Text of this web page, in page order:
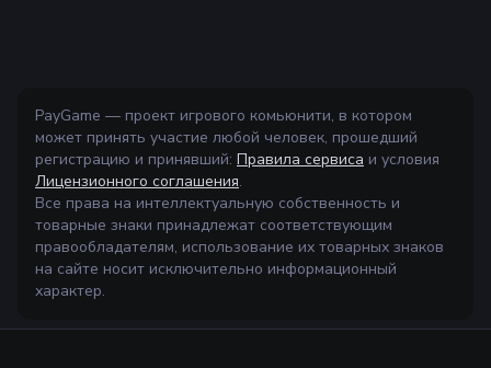
PayGame — проект игрового комьюнити, в котором
может принять участие любой человек, прошедший
регистрацию и принявший: Правила сервиса и условия
Лицензионного соглашения.
Все права на интеллектуальную собственность и
товарные знаки принадлежат соответствующим
правообладателям, использование их товарных знаков
на сайте носит исключительно информационный
характер.